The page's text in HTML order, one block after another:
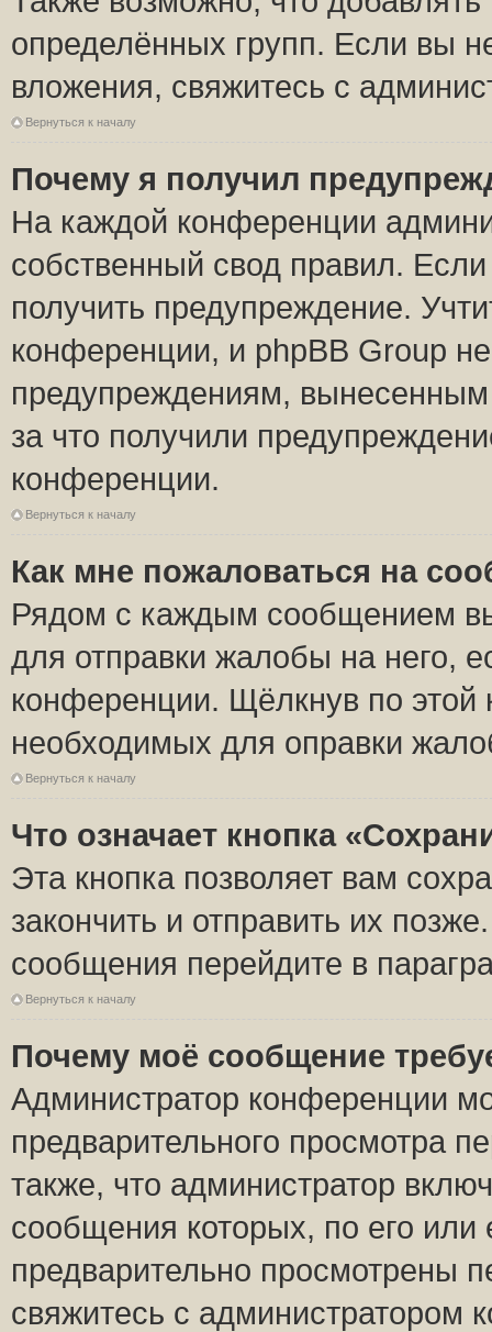
определённых групп. Если вы
вложения, свяжитесь с
Вернуться к началу
Почему я получил
На каждой конференции
собственный свод правил.
получить предупреждение.
конференции, и phpBB Group
предупреждениям,
за что получили
конференции.
Вернуться к началу
Как мне пожаловаться на
Рядом с каждым сообщением
для отправки жалобы на него,
конференции. Щёлкнув по этой
необходимых для оправки
Вернуться к началу
Что означает кнопка
Эта кнопка позволяет вам
закончить и отправить их
сообщения перейдите в
Вернуться к началу
Почему моё сообщение
Администратор конференции
предварительного просмотра
также, что администратор
сообщения которых, по его
предварительно просмотрены
свяжитесь с администратором